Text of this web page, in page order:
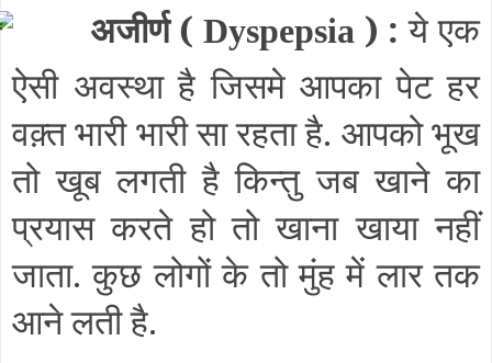
अजीर्ण ( Dyspepsia ) :ये एक
ऐसी अवस्था है जिसमे आपका पेट हर
वक़्त भारी भारी सा रहता है. आपको भूख
तो खूब लगती है किन्तु जब खाने का
प्रयास करते हो तो खाना खाया नहीं
जाता. कुछ लोगों के तो मुंह में लार तक
आने लती है.